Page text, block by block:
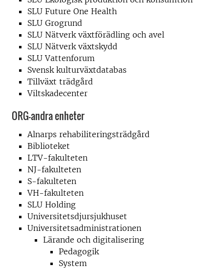
SLU Future One Health
SLU Grogrund
SLU Nätverk växtförädling och avel
SLU Nätverk växtskydd
SLU Vattenforum
Svensk kulturväxtdatabas
Tillväxt trädgård
Viltskadecenter
ORG-andra enheter
Alnarps rehabiliteringsträdgård
Biblioteket
LTV-fakulteten
NJ-fakulteten
S-fakulteten
VH-fakulteten
SLU Holding
Universitetsdjursjukhuset
Universitetsadministrationen
Lärande och digitalisering
Pedagogik
System